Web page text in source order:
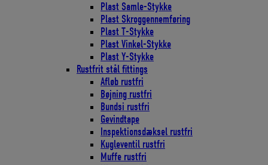
Plast Samle-Stykke
Plast Skroggennemføring
Plast T-Stykke
Plast Vinkel-Stykke
Plast Y-Stykke
Rustfrit stål fittings
Afløb rustfri
Bøjning rustfri
Bundsi rustfri
Gevindtape
Inspektionsdæksel rustfri
Kugleventil rustfri
Muffe rustfri